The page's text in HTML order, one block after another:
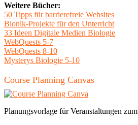
Weitere Bücher:
50 Tipps für barrierefreie Websites
Bionik-Projekte für den Unterricht
33 Ideen Digitale Medien Biologie
WebQuests 5-7
WebQuests 8-10
Mysterys Biologie 5-10
Course Planning Canvas
Planungsvorlage für Veranstaltungen zum